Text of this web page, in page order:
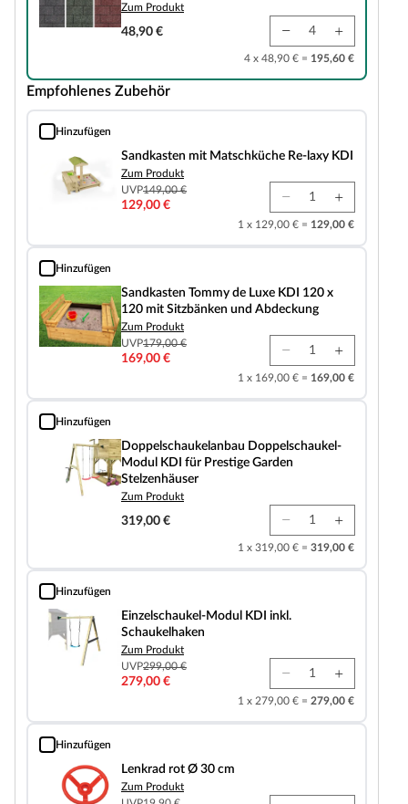
Zum Produkt
48,90 €
4 x 48,90 € = 195,60 €
Empfohlenes Zubehör
Hinzufügen
Sandkasten mit Matschküche Re-laxy KDI
Sandkasten mit Matschküche Re-laxy KDI
Zum Produkt
UVP149,00 €
129,00 €
1 x 129,00 € = 129,00 €
Hinzufügen
Sandkasten Tommy de Luxe KDI 120 x 120 mit Sitzbänken und Abdeckung
Sandkasten Tommy de Luxe KDI 120 x
120 mit Sitzbänken und Abdeckung
Zum Produkt
UVP179,00 €
169,00 €
1 x 169,00 € = 169,00 €
Hinzufügen
Doppelschaukelanbau Doppelschaukel-Modul KDI für Prestige Garden
Doppelschaukelanbau Doppelschaukel-
Modul KDI für Prestige Garden
Stelzenhäuser
Zum Produkt
319,00 €
1 x 319,00 € = 319,00 €
Hinzufügen
Einzelschaukel-Modul KDI inkl. Schaukelhaken
Einzelschaukel-Modul KDI inkl.
Schaukelhaken
Zum Produkt
UVP299,00 €
279,00 €
1 x 279,00 € = 279,00 €
Hinzufügen
Lenkrad rot Ø 30 cm
Lenkrad rot Ø 30 cm
Zum Produkt